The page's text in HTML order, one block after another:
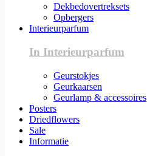
Dekbedovertreksets
Opbergers
Interieurparfum
In Interieurparfum
Geurstokjes
Geurkaarsen
Geurlamp & accessoires
Posters
Driedflowers
Sale
Informatie